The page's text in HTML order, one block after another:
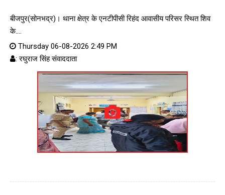
बीजपुर(सोनभद्र)। थाना क्षेत्र के एनटीपीसी रिहंद आवासीय परिसर स्थित शिव
के....
Thursday 06-08-2026 2:49 PM
: रघुराज सिंह संवाददाता